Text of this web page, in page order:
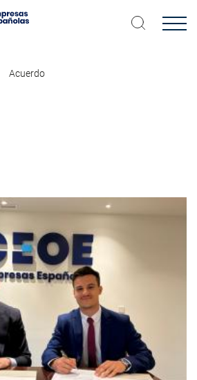
Acuerdo